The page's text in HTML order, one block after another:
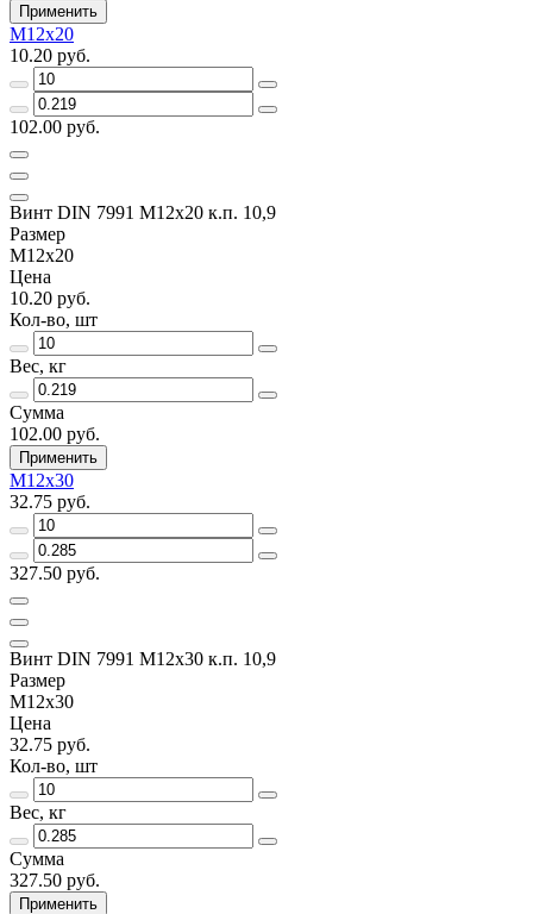
Применить
M12x20
10.20 руб.
102.00 руб.
Винт DIN 7991 M12х20 к.п. 10,9
Размер
M12x20
Цена
10.20 руб.
Кол-во, шт
Вес, кг
Сумма
102.00 руб.
Применить
M12x30
32.75 руб.
327.50 руб.
Винт DIN 7991 M12х30 к.п. 10,9
Размер
M12x30
Цена
32.75 руб.
Кол-во, шт
Вес, кг
Сумма
327.50 руб.
Применить